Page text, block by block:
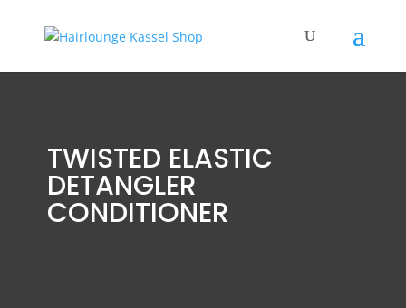
TWISTED ELASTIC
DETANGLER
CONDITIONER